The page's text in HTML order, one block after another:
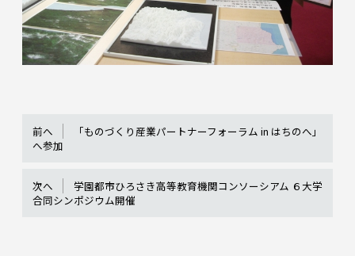
前へ
「ものづくり産業パートナーフォーラム in はちのへ」
へ参加
次へ
学園都市ひろさき高等教育機関コンソーシアム ６大学
合同シンポジウム開催